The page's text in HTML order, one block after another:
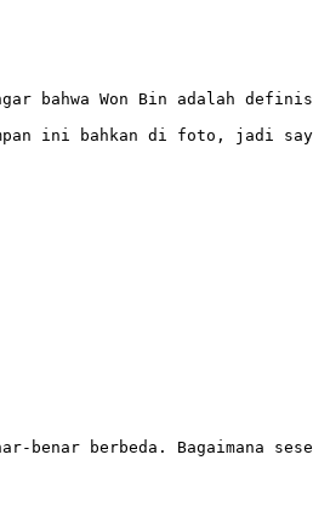
bahwa Won Bin adalah
ini bahkan di foto, jadi
benar berbeda.